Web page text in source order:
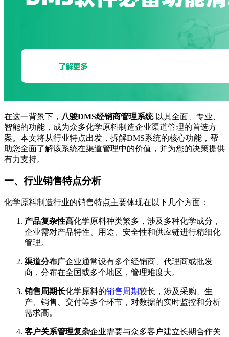
在这一背景下， 八骏DMS经销商管理系统以其全面、专业、
智能的功能，成为众多化学原料制造企业渠道管理的首选方
案。本文将从行业特点出发，拆解DMS系统的核心功能，帮
助您全面了解该系统在渠道管理中的价值，并为您的决策提供
有力支持。
一、行业销售特点分析
化学原料制造行业的销售特点主要体现在以下几个方面：
产品复杂性高化学原料种类繁多，涉及多种化学成分，
企业需对产品特性、用途、安全性和供应链进行精细化
管理。
渠道分布广企业通常设有多个经销商、代理商或批发
商，分布在全国或多个地区，管理难度大。
销售周期长化学原料的销售周期较长，涉及采购、生
产、销售、交付等多个环节，对数据的实时监控和分析
需求高。
客户关系管理复杂企业需要与众多客户建立长期合作关